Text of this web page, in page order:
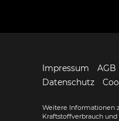
Impressum AGB
Datenschutz
Weitere Informationen
Kraftstoffverbrauch